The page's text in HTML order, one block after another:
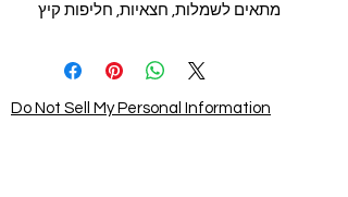
מתאים לשמלות, חצאיות, חליפות קיץ
Do Not Sell My Personal Information